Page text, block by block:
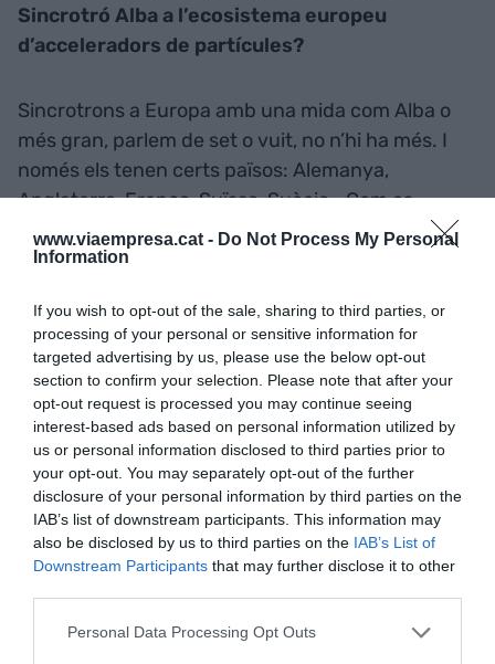
www.viaempresa.cat - Do Not Process My Personal
Information
If you wish to opt-out of the sale, sharing to third parties, or
processing of your personal or sensitive information for
targeted advertising by us, please use the below opt-out
section to confirm your selection. Please note that after your
opt-out request is processed you may continue seeing
interest-based ads based on personal information utilized by
us or personal information disclosed to third parties prior to
your opt-out. You may separately opt-out of the further
disclosure of your personal information by third parties on the
IAB’s list of downstream participants. This information may
also be disclosed by us to third parties on the IAB’s List of
Downstream Participants that may further disclose it to other
Personal Data Processing Opt Outs
Sincrotró Alba a l’ecosistema europeu
d’acceleradors de partícules?
Sincrotrons a Europa amb una mida com Alba o
més gran, parlem de set o vuit, no n’hi ha més. I
només els tenen certs països: Alemanya,
Anglaterra, França, Suïssa, Suècia… Com es
posiciona Alba? És un sincrotró de mida mitjana,
però tenim el gran avantatge de tenir algunes
que té una combinació de tècniques que l’han fet
única i molt atractiva per a tots els usuaris,
empreses i centres d’investigació internacionals.
Venen dels Estats Units, de Corea… Una altra de
les línies és MISTRAL, de microscòpia de raigs X
que permet visualitzar una cèl·lula sencera sense
la necessitat de partir-la, amb una resolució de 20
nanòmetres, amb què podem fer tomografies.
D’aquestes només hi ha quatre o cinc línies a tot el
capaces de veure’s en aquesta línia no es poden